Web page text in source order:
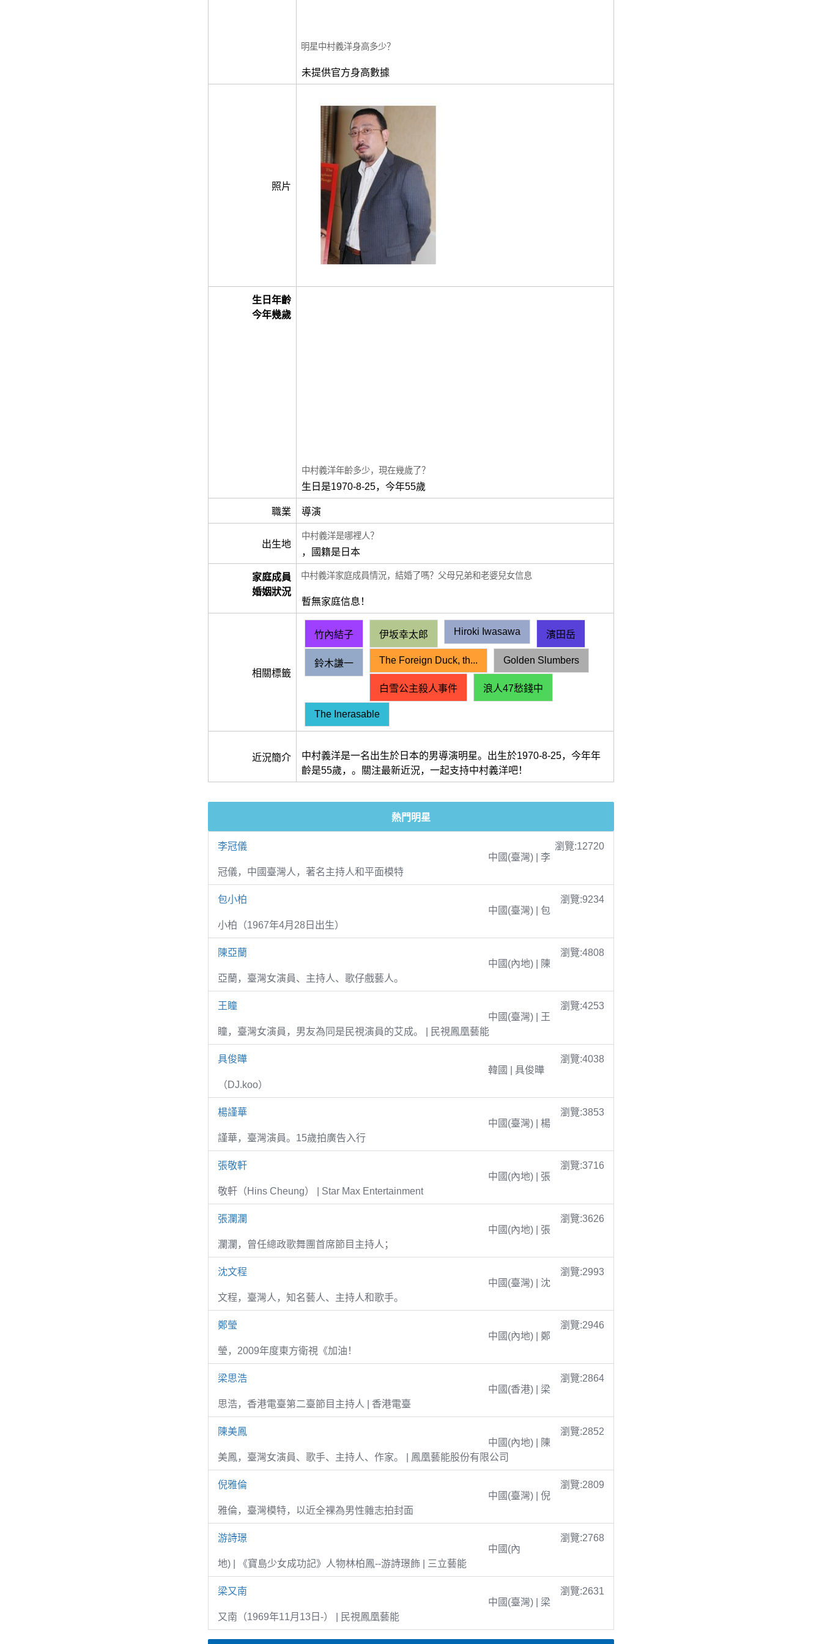
明星中村義洋身高多少？
未提供官方身高數據
照片
生日年齡
今年幾歲
中村義洋年齡多少，現在幾歲了？
生日是1970-8-25，今年55歲
職業 導演
出生地
中村義洋是哪裡人？
，國籍是日本
家庭成員
婚姻狀況
中村義洋家庭成員情況，結婚了嗎？父母兄弟和老婆兒女信息
暫無家庭信息！
相關標籤
竹內結子 伊坂幸太郎 Hiroki Iwasawa 濱田岳
鈴木謙一 The Foreign Duck, th... Golden Slumbers
白雪公主殺人事件 浪人47愁錢中
The Inerasable
近況簡介
中村義洋是一名出生於日本的男導演明星。出生於1970-8-25，今年年
齡是55歲，。關注最新近況，一起支持中村義洋吧！
熱門明星
李冠儀
瀏覽:12720
中國(臺灣) | 李
冠儀，中國臺灣人，著名主持人和平面模特
包小柏
瀏覽:9234
中國(臺灣) | 包
小柏（1967年4月28日出生）
陳亞蘭
瀏覽:4808
中國(內地) | 陳
亞蘭，臺灣女演員、主持人、歌仔戲藝人。
王瞳
瀏覽:4253
中國(臺灣) | 王
瞳，臺灣女演員，男友為同是民視演員的艾成。 | 民視鳳凰藝能
具俊曄
瀏覽:4038
韓國 | 具俊曄
（DJ.koo）
楊謹華
瀏覽:3853
中國(臺灣) | 楊
謹華，臺灣演員。15歲拍廣告入行
張敬軒
瀏覽:3716
中國(內地) | 張
敬軒（Hins Cheung） | Star Max Entertainment
張瀾瀾
瀏覽:3626
中國(內地) | 張
瀾瀾，曾任總政歌舞團首席節目主持人；
沈文程
瀏覽:2993
中國(臺灣) | 沈
文程，臺灣人，知名藝人、主持人和歌手。
鄭瑩
瀏覽:2946
中國(內地) | 鄭
瑩，2009年度東方衛視《加油！
梁思浩
瀏覽:2864
中國(香港) | 梁
思浩，香港電臺第二臺節目主持人 | 香港電臺
陳美鳳
瀏覽:2852
中國(內地) | 陳
美鳳，臺灣女演員、歌手、主持人、作家。 | 鳳凰藝能股份有限公司
倪雅倫
瀏覽:2809
中國(臺灣) | 倪
雅倫，臺灣模特，以近全裸為男性雜志拍封面
游詩璟
瀏覽:2768
中國(內
地) | 《寶島少女成功記》人物林柏鳳--游詩璟飾 | 三立藝能
梁又南
瀏覽:2631
中國(臺灣) | 梁
又南（1969年11月13日-） | 民視鳳凰藝能